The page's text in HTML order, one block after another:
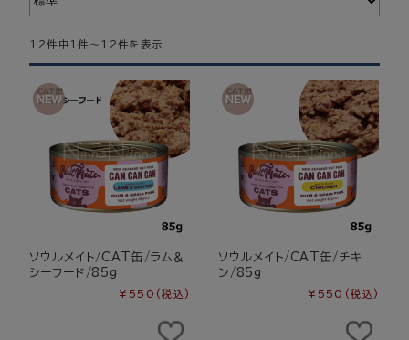
12件中1件～12件を表示
ソウルメイト/CAT缶/ラム＆
シーフード/85g
¥550 (税込)
ソウルメイト/CAT缶/チキ
ン/85g
¥550 (税込)